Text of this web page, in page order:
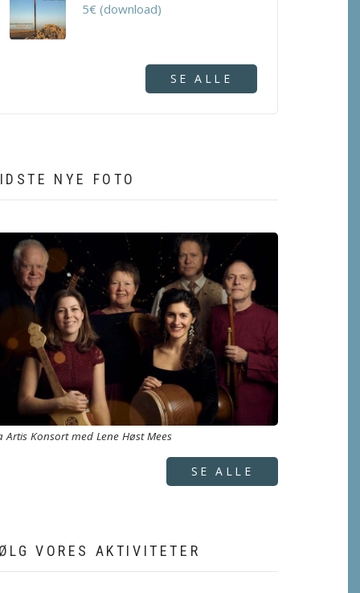
5€ (download)
SE ALLE
NYE FOTO
Artis Konsort med Lene Høst Mees
SE ALLE
VORES AKTIVITETER